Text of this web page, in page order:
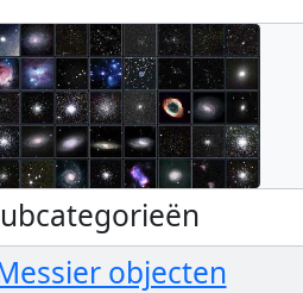
objecten